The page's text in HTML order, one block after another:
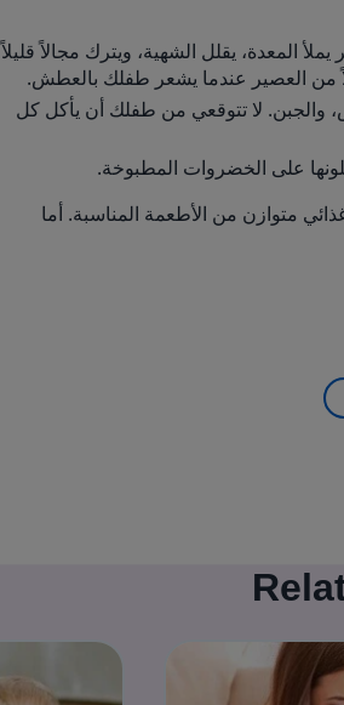
المعدة، يقلل الشهية، ويترك مجالاً قليلاً
من العصير عندما يشعر طفلك بالعطش.
والجبن. لا تتوقعي من طفلك أن يأكل كل
على الخضروات المطبوخة.
متوازن من الأطعمة المناسبة. أما